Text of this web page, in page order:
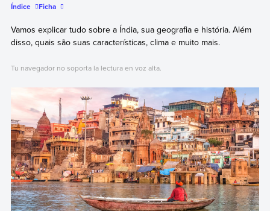
Índice Ficha
Vamos explicar tudo sobre a Índia, sua geografia e história. Além
disso, quais são suas características, clima e muito mais.
Tu navegador no soporta la lectura en voz alta.